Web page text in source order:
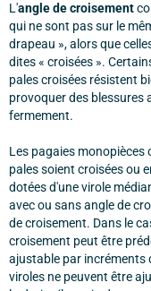
L'angle de croisement
qui ne sont pas sur le
drapeau », alors que
dites « croisées ».
pales croisées résistent
provoquer des blessures
fermement.
Les pagaies monopièces
pales soient croisées ou
dotées d'une virole
avec ou sans angle de
de croisement. Dans le
croisement peut être
ajustable par incréments
viroles ne peuvent être